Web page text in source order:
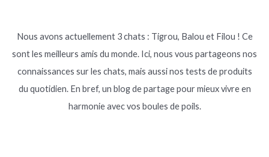
Nous avons actuellement 3 chats : Tigrou, Balou et Filou ! Ce
sont les meilleurs amis du monde. Ici, nous vous partageons nos
connaissances sur les chats, mais aussi nos tests de produits
du quotidien. En bref, un blog de partage pour mieux vivre en
harmonie avec vos boules de poils.